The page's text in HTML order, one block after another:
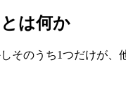
は何か
そのうち1つだけが、